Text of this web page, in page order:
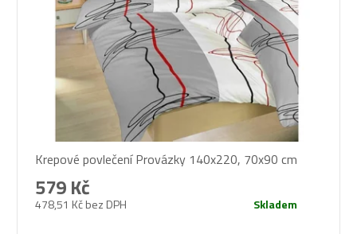
Krepové povlečení Provázky 140x220, 70x90 cm
478,51 Kč bez DPH
579 Kč
Skladem